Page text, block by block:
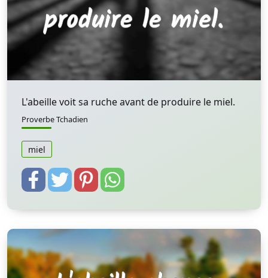
L'abeille voit sa ruche avant de produire le miel.
Proverbe Tchadien
miel